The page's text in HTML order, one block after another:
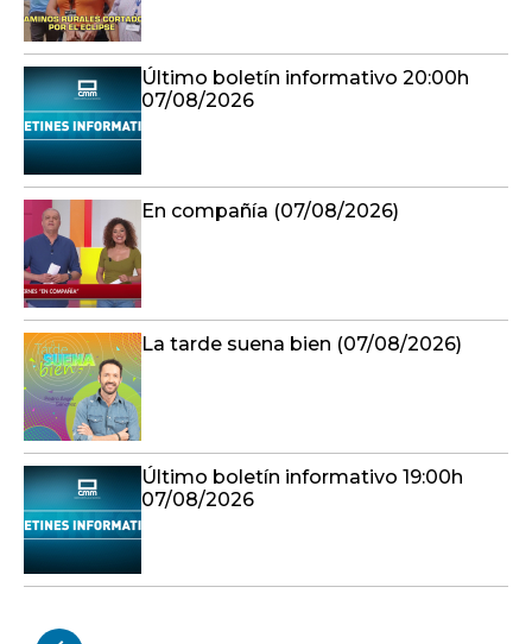
Último boletín informativo 20:00h
07/08/2026
En compañía (07/08/2026)
La tarde suena bien (07/08/2026)
Último boletín informativo 19:00h
07/08/2026